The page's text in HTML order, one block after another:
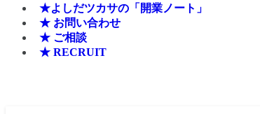
★よしだツカサの「開業ノート」
★ お問い合わせ
★ ご相談
★ RECRUIT